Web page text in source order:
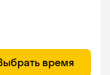
время